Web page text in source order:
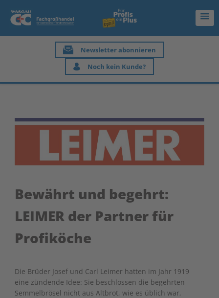
Newsletter abonnieren
Noch kein Kunde?
Bewährt und begehrt:
LEIMER der Partner für
Profiköche
Die Brüder Josef und Carl Leimer hatten im Jahr 1919
eine zündende Idee: Sie beschlossen die begehrten
Semmelbrösel nicht aus Altbrot, wie es üblich war,